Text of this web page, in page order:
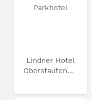
Lindner Hotel
Oberstaufen...